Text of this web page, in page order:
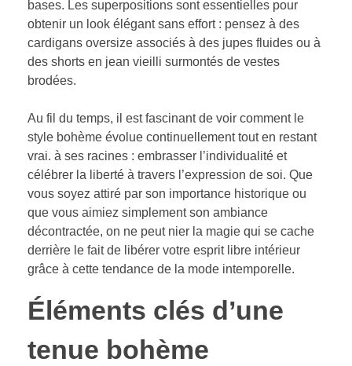
bases. Les superpositions sont essentielles pour
obtenir un look élégant sans effort : pensez à des
cardigans oversize associés à des jupes fluides ou à
des shorts en jean vieilli surmontés de vestes
brodées.
Au fil du temps, il est fascinant de voir comment le
style bohème évolue continuellement tout en restant
vrai. à ses racines : embrasser l’individualité et
célébrer la liberté à travers l’expression de soi. Que
vous soyez attiré par son importance historique ou
que vous aimiez simplement son ambiance
décontractée, on ne peut nier la magie qui se cache
derrière le fait de libérer votre esprit libre intérieur
grâce à cette tendance de la mode intemporelle.
Éléments clés d’une
tenue bohème